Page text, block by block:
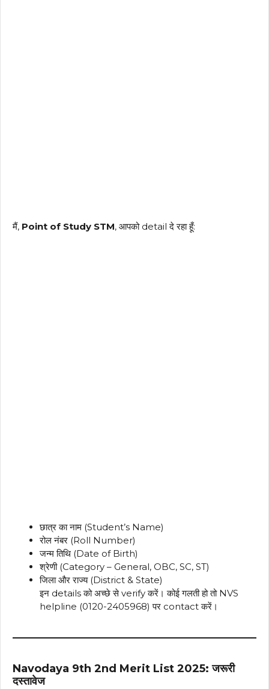
मैं, Point of Study STM, आपको detail दे रहा हूँ:
छात्र का नाम (Student’s Name)
रोल नंबर (Roll Number)
जन्म तिथि (Date of Birth)
श्रेणी (Category – General, OBC, SC, ST)
जिला और राज्य (District & State)
इन details को अच्छे से verify करें। कोई गलती हो तो NVS
helpline (0120-2405968) पर contact करें।
Navodaya 9th 2nd Merit List 2025: जरूरी
दस्तावेज